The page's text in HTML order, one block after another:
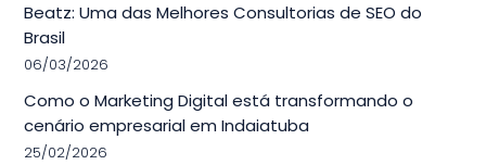
Beatz: Uma das Melhores Consultorias de SEO do
Brasil
06/03/2026
Como o Marketing Digital está transformando o
cenário empresarial em Indaiatuba
25/02/2026